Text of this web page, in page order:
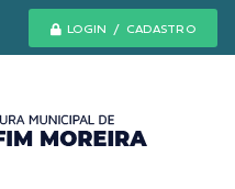
LOGIN / CADASTRO